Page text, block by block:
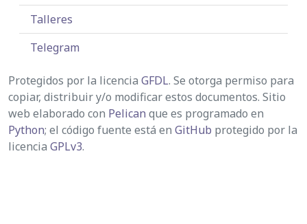
Talleres
Telegram
Protegidos por la licencia GFDL. Se otorga permiso para
copiar, distribuir y/o modificar estos documentos. Sitio
web elaborado con Pelican que es programado en
Python; el código fuente está en GitHub protegido por la
licencia GPLv3.